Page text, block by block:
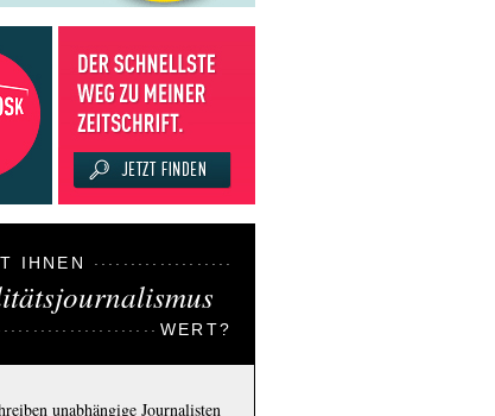
IHNEN
WERT?
unabhängige Journalisten